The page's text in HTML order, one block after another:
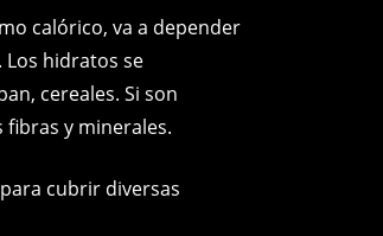
calórico, va a depender
hidratos se
cereales. Si son
y minerales.
cubrir diversas